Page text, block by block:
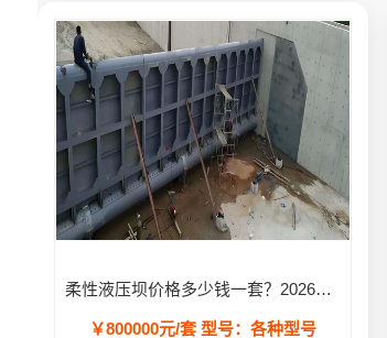
柔性液压坝价格多少钱一套？2026年工程造价明细表
￥800000元/套型号：各种型号